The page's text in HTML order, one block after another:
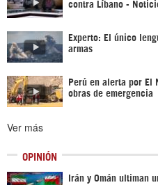
contra Líbano -
Experto: El único
armas
Perú en alerta por El
obras de emergencia
Ver más
OPINIÓN
Irán y Omán ultiman